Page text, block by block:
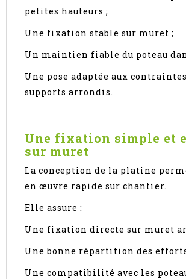
petites hauteurs ;
Une fixation stable sur muret ;
Un maintien fiable du poteau
Une pose adaptée aux
supports arrondis.
Une fixation simple et
sur muret
La conception de la platine
en œuvre rapide sur chantier.
Elle assure :
Une fixation directe sur muret
Une bonne répartition des
Une compatibilité avec les